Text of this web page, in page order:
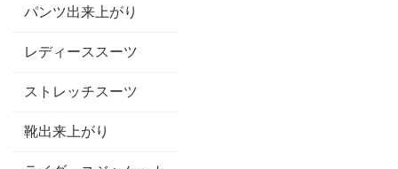
パンツ出来上がり
レディーススーツ
ストレッチスーツ
靴出来上がり